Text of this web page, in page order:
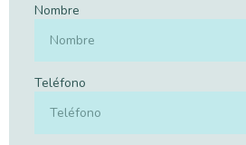
Nombre
Teléfono